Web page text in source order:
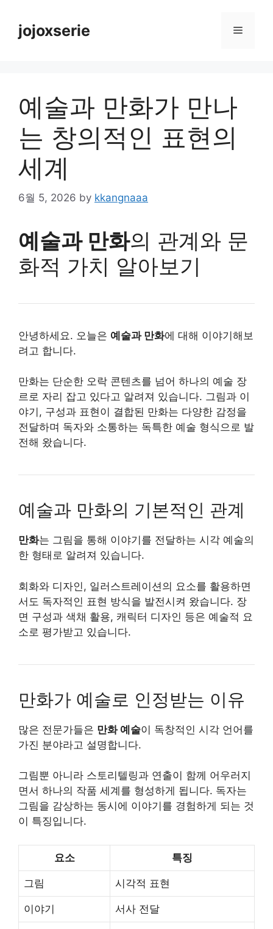
contentjojoxserie Menu
예술과 만화가 만나
는 창의적인 표현의
세계
6월 5, 2026 by kkangnaaa
예술과 만화의 관계와 문
화적 가치 알아보기
안녕하세요. 오늘은 예술과 만화에 대해 이야기해보
려고 합니다.
만화는 단순한 오락 콘텐츠를 넘어 하나의 예술 장
르로 자리 잡고 있다고 알려져 있습니다. 그림과 이
야기, 구성과 표현이 결합된 만화는 다양한 감정을
전달하며 독자와 소통하는 독특한 예술 형식으로 발
전해 왔습니다.
예술과 만화의 기본적인 관계
만화는 그림을 통해 이야기를 전달하는 시각 예술의
한 형태로 알려져 있습니다.
회화와 디자인, 일러스트레이션의 요소를 활용하면
서도 독자적인 표현 방식을 발전시켜 왔습니다. 장
면 구성과 색채 활용, 캐릭터 디자인 등은 예술적 요
소로 평가받고 있습니다.
만화가 예술로 인정받는 이유
많은 전문가들은 만화 예술이 독창적인 시각 언어를
가진 분야라고 설명합니다.
그림뿐 아니라 스토리텔링과 연출이 함께 어우러지
면서 하나의 작품 세계를 형성하게 됩니다. 독자는
그림을 감상하는 동시에 이야기를 경험하게 되는 것
이 특징입니다.
요소 특징
그림 시각적 표현
이야기 서사 전달